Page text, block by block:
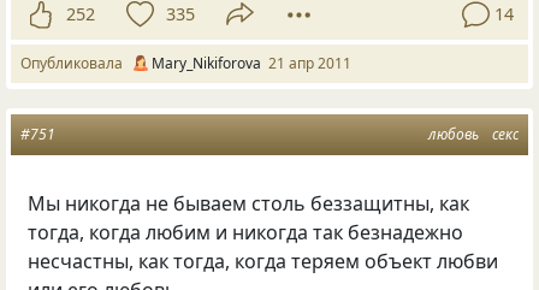
252 335 14
Опубликовала Mary_Nikiforova 21 апр 2011
любовь секс
#751
Мы никогда не бываем столь беззащитны, как
тогда, когда любим и никогда так безнадежно
несчастны, как тогда, когда теряем объект любви